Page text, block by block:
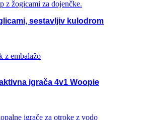
sestavljiv kulodrom
igrača 4v1 Woopie